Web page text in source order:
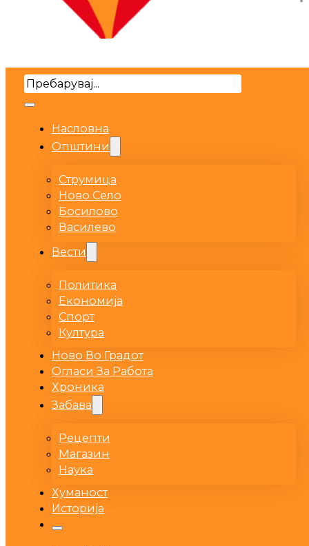
Search
Насловна
Општини
Струмица
Ново Село
Босилово
Василево
Вести
Политика
Економија
Спорт
Култура
Ново Во Градот
Огласи За Работа
Хроника
Забава
Рецепти
Магазин
Наука
Хуманост
Историја